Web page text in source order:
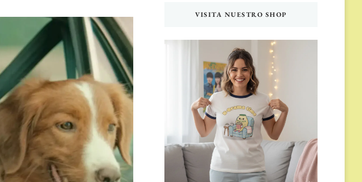
VISITA NUESTRO SHOP